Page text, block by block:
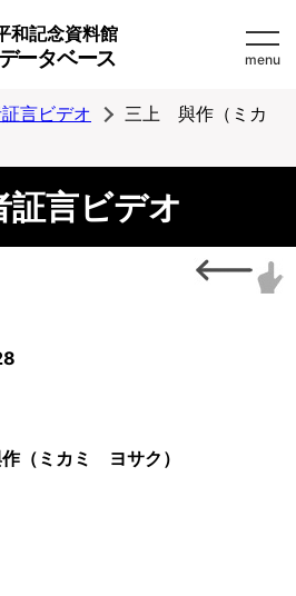
和記念資料館
ータベース menu
言ビデオ
三上 與作（ミカ
証言ビデオ
（ミカミ ヨサク）